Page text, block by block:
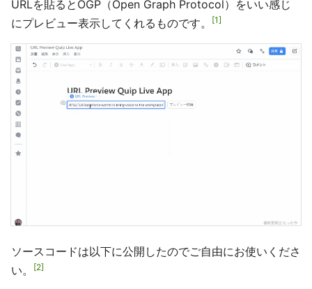
URLを貼るとOGP（Open Graph Protocol）をいい感じ
にプレビュー表示してくれるものです。
1
ソースコードは以下に公開したのでご自由にお使いくださ
い。
2